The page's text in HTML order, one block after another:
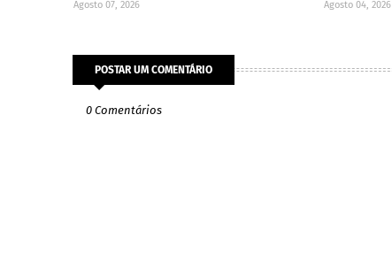
Agosto 07, 2026 Agosto 04, 2026
POSTAR UM COMENTÁRIO
0 Comentários